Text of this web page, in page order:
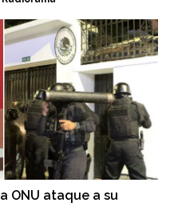
ONU ataque a su